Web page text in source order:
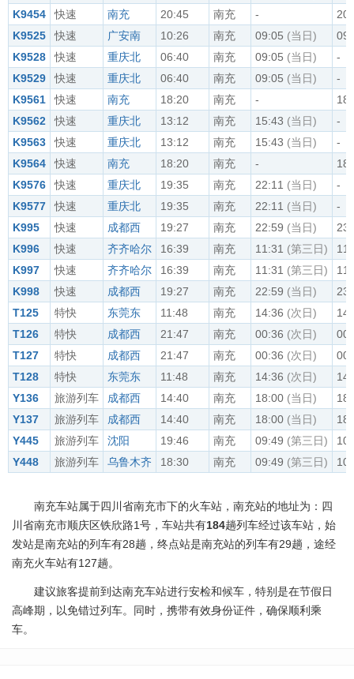
K9454
快速 南充 20:45 南充 -
K9525
快速 广安南 10:26 南充 09:05 (当日)
K9528
快速 重庆北 06:40 南充 09:05 (当日)
-
K9529
快速 重庆北 06:40 南充 09:05 (当日)
-
K9561
快速 南充 18:20 南充 -
K9562
快速 重庆北 13:12 南充 15:43 (当日)
-
K9563
快速 重庆北 13:12 南充 15:43 (当日)
-
K9564
快速 南充 18:20 南充 -
K9576
快速 重庆北 19:35 南充 22:11 (当日)
-
K9577
快速 重庆北 19:35 南充 22:11 (当日)
-
K995
快速 成都西 19:27 南充 22:59 (当日)
K996
快速 齐齐哈尔 16:39 南充 11:31 (第三日)
K997
快速 齐齐哈尔 16:39 南充 11:31 (第三日)
K998
快速 成都西 19:27 南充 22:59 (当日)
T125
特快 东莞东 11:48 南充 14:36 (次日)
T126
特快 成都西 21:47 南充 00:36 (次日)
T127
特快 成都西 21:47 南充 00:36 (次日)
T128
特快 东莞东 11:48 南充 14:36 (次日)
Y136
旅游列车 成都西 14:40 南充 18:00 (当日)
Y137
旅游列车 成都西 14:40 南充 18:00 (当日)
Y445
旅游列车 沈阳 19:46 南充 09:49 (第三日)
Y448
旅游列车 乌鲁木齐 18:30 南充 09:49 (第三日)
南充车站属于四川省南充市下的火车站，南充站的地址为：四
川省南充市顺庆区铁欣路1号，车站共有184趟列车经过该车站，始
发站是南充站的列车有28趟，终点站是南充站的列车有29趟，途经
南充火车站有127趟。
建议旅客提前到达南充车站进行安检和候车，特别是在节假日
高峰期，以免错过列车。同时，携带有效身份证件，确保顺利乘
车。